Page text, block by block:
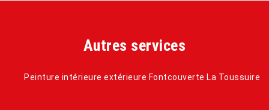
Autres services
Peinture intérieure extérieure Fontcouverte La Toussuire